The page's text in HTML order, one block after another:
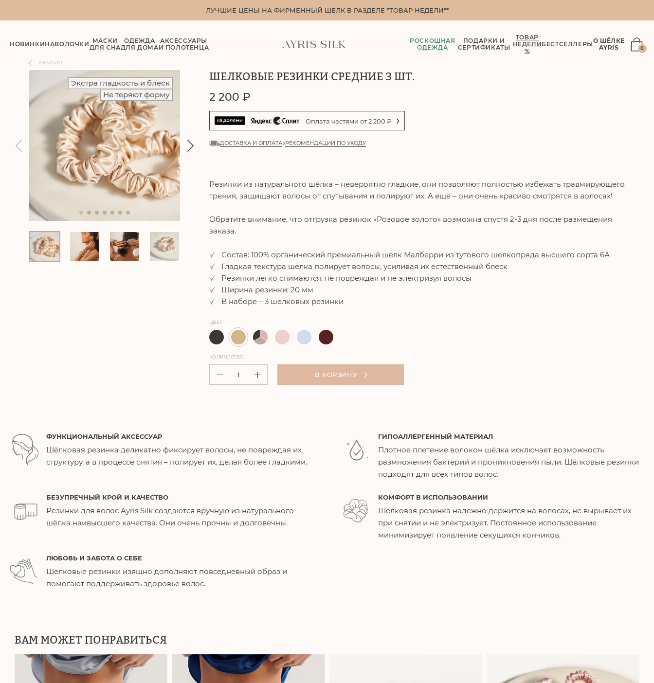
ЛУЧШИЕ ЦЕНЫ НА ФИРМЕННЫЙ ШЕЛК В РАЗДЕЛЕ "ТОВАР НЕДЕЛИ"*
НОВИНКИНАВОЛОЧКИ МАСКИ
ДЛЯ СНА
ОДЕЖДА
ДЛЯ ДОМА
АКСЕССУАРЫ
И ПОЛОТЕНЦА
РОСКОШНАЯ
ОДЕЖДА
ПОДАРКИ И
СЕРТИФИКАТЫ
ТОВАР
НЕДЕЛИ
%
БЕСТСЕЛЛЕРЫО ШЁЛКЕ
AYRIS
0
В КАТАЛОГ
Экстра гладкость и блеск
Не теряют форму
ШЕЛКОВЫЕ РЕЗИНКИ СРЕДНИЕ 3 ШТ.
2 200 ₽
Оплата частями от2 200 ₽
ДОСТАВКА И ОПЛАТА РЕКОМЕНДАЦИИ ПО УХОДУ
Резинки из натурального шёлка – невероятно гладкие, они позволяют полностью избежать травмирующего
трения, защищают волосы от спутывания и полируют их. А ещё – они очень красиво смотрятся в волосах!
Обратите внимание, что отгрузка резинок «Розовое золото» возможна спустя 2-3 дня после размещения
заказа.
Состав: 100% органический премиальный шелк Малберри из тутового шелкопряда высшего сорта 6А
Гладкая текстура шёлка полирует волосы, усиливая их естественный блеск
Резинки легко снимаются, не повреждая и не электризуя волосы
Ширина резинки: 20 мм
В наборе – 3 шёлковых резинки
ЦВЕТ
КОЛИЧЕСТВО
В КОРЗИНУ
ФУНКЦИОНАЛЬНЫЙ АКСЕССУАР
Шёлковая резинка деликатно фиксирует волосы, не повреждая их
структуру, а в процессе снятия – полирует их, делая более гладкими.
ГИПОАЛЛЕРГЕННЫЙ МАТЕРИАЛ
Плотное плетение волокон шёлка исключает возможность
размножения бактерий и проникновения пыли. Шёлковые резинки
подходят для всех типов волос.
БЕЗУПРЕЧНЫЙ КРОЙ И КАЧЕСТВО
Резинки для волос Ayris Silk создаются вручную из натурального
шёлка наивысшего качества. Они очень прочны и долговечны.
КОМФОРТ В ИСПОЛЬЗОВАНИИ
Шёлковая резинка надежно держится на волосах, не вырывает их
при снятии и не электризует. Постоянное использование
минимизирует появление секущихся кончиков.
ЛЮБОВЬ И ЗАБОТА О СЕБЕ
Шёлковые резинки изящно дополняют повседневный образ и
помогают поддерживать здоровье волос.
ВАМ МОЖЕТ ПОНРАВИТЬСЯ